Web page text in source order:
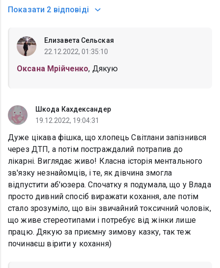
Показати 2 відповіді
Елизавета Сельская
22.12.2022, 01:35:10
Оксана Мрійченко, Дякую
Шкода Кахдександер
19.12.2022, 19:04:31
Дуже цікава фішка, що хлопець Світлани запізнився
через ДТП, а потім постраждалий потрапив до
лікарні. Виглядає живо! Класна історія ментального
зв'язку незнайомців, і те, як дівчина змогла
відпустити аб'юзера. Спочатку я подумала, що у Влада
просто дивний спосіб виражати кохання, але потім
стало зрозуміло, що він звичайний токсичний чоловік,
що живе стереотипами і потребує від жінки лише
працю. Дякую за приємну зимову казку, так теж
починаєш вірити у кохання)